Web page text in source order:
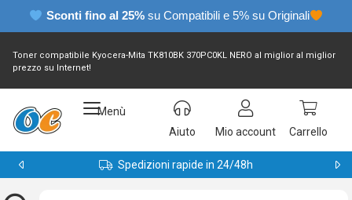
Sconti fino al 25% su Compatibili e 5% su Originali
Toner compatibile Kyocera-Mita TK810BK 370PC0KL NERO al miglior al miglior
prezzo su Internet!
Menù
Aiuto
Mio account Carrello
Spedizioni rapide in 24/48h